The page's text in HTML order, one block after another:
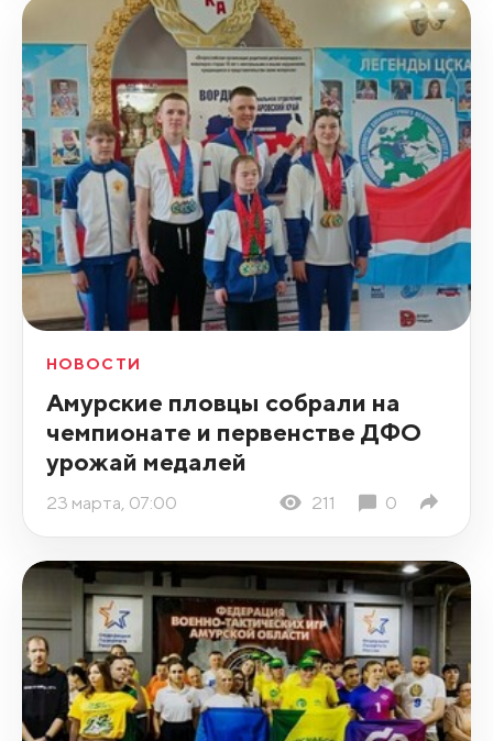
НОВОСТИ
Амурские пловцы собрали на
чемпионате и первенстве ДФО
урожай медалей
23 марта, 07:00 211 0